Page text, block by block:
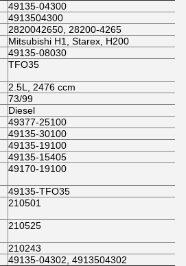
49135-04300
4913504300
2820042650, 28200-4265
Mitsubishi H1, Starex, H200
49135-08030
TFO35
2.5L, 2476 ccm
73/99
Diesel
49377-25100
49135-30100
49135-19100
49135-15405
49170-19100
49135-TFO35
210501
210525
210243
49135-04302, 4913504302